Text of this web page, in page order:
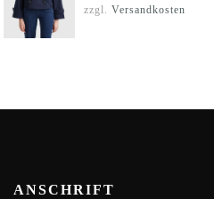
war:
zzgl. Versandkosten
ANSCHRIFT